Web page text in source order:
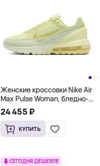
Женские кроссовки Nike Air
Max Pulse Woman, бледно-
зеленый
24 455 ₽
КУПИТЬ
СЕГОДНЯ ДЕШЕВЛЕ